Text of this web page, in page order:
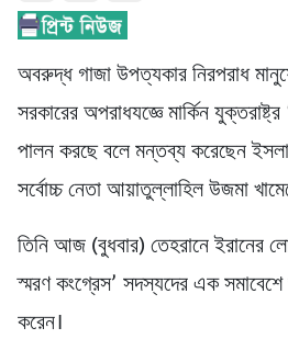
অবরুদ্ধ গাজা উপত্যকার নিরপরাধ
সরকারের অপরাধযজ্ঞে মার্কিন
পালন করছে বলে মন্তব্য করেছেন
সর্বোচ্চ নেতা আয়াতুল্লাহিল উজমা
তিনি আজ (বুধবার) তেহরানে ইরানের
স্মরণ কংগ্রেস’ সদস্যদের এক
করেন।